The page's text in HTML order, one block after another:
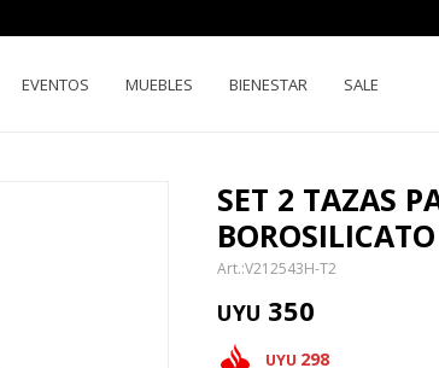
EVENTOS MUEBLES BIENESTAR SALE
SET 2 TAZAS
V212543H-T2
UYU 350
UYU 298